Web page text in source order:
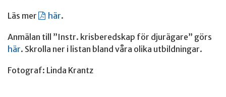
Läs mer här.
Anmälan till ”Instr. krisberedskap för djurägare” görs
här. Skrolla ner i listan bland våra olika utbildningar.
Fotograf: Linda Krantz